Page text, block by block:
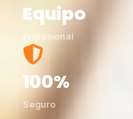
Equipo
Profesional
100%
Seguro